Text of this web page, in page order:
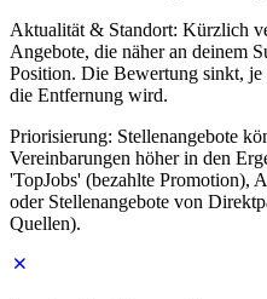
Aktualität & Standort: Kürzlich
Angebote, die näher an deinem
Position. Die Bewertung sinkt,
die Entfernung wird.
Priorisierung: Stellenangebote
Vereinbarungen höher in den
'TopJobs' (bezahlte Promotion),
oder Stellenangebote von
Quellen).